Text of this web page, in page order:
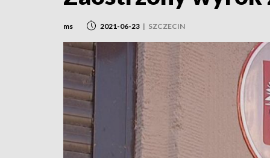
ms 2021-06-23 | SZCZECIN